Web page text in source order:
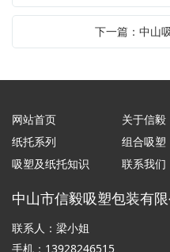
下一篇：中山
网站首页 关于信毅
纸托系列
组合吸塑
吸塑及纸托知识
联系我们
中山市信毅吸塑包装有
联系人：梁小姐
手机：13928246515